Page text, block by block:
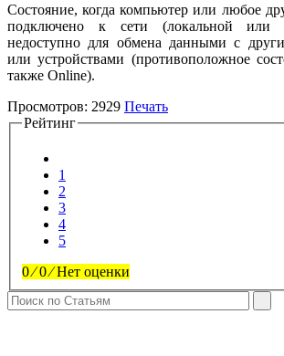
Состояние, когда компьютер или любое
подключено к сети (локальной или
недоступно для обмена данными с
или устройствами (противоположное
также Online).
Просмотров: 2929 Печать
Рейтинг
1
2
3
4
5
0⁄0⁄Нет оценки